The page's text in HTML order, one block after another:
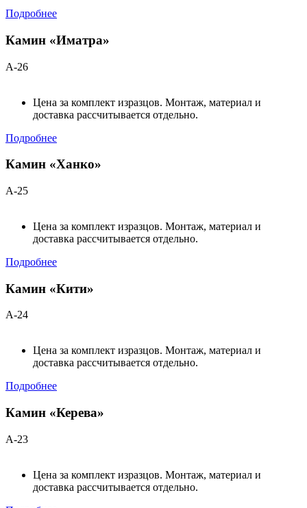
Подробнее
Камин «Иматра»
А-26
Цена за комплект изразцов. Монтаж, материал и
доставка рассчитывается отдельно.
Подробнее
Камин «Ханко»
А-25
Цена за комплект изразцов. Монтаж, материал и
доставка рассчитывается отдельно.
Подробнее
Камин «Кити»
А-24
Цена за комплект изразцов. Монтаж, материал и
доставка рассчитывается отдельно.
Подробнее
Камин «Керева»
А-23
Цена за комплект изразцов. Монтаж, материал и
доставка рассчитывается отдельно.